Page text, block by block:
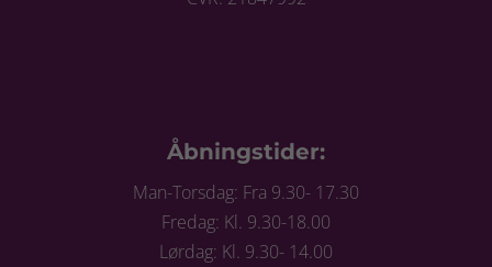
Åbningstider:
Man-Torsdag: Fra 9.30- 17.30
Fredag: Kl. 9.30-18.00
Lørdag: Kl. 9.30- 14.00